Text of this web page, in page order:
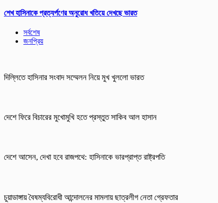
শেখ হাসিনাকে প্রত্যর্পণের অনুরোধ খতিয়ে দেখছে ভারত
সর্বশেষ
জনপ্রিয়
দিল্লিতে হাসিনার সংবাদ সম্মেলন নিয়ে মুখ খুললো ভারত
দেশে ফিরে বিচারের মুখোমুখি হতে প্রস্তুত সাকিব আল হাসান
দেশে আসেন, দেখা হবে রাজপথে: হাসিনাকে ভারপ্রাপ্ত রাষ্ট্রপতি
চুয়াডাঙ্গায় বৈষম্যবিরোধী আন্দোলনের মামলায় ছাত্রলীগ নেতা গ্রেফতার